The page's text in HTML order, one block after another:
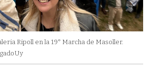
Ripoll en la 19° Marcha de Masoller.